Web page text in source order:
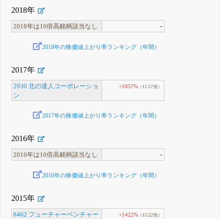
2018年
2018年は10倍高銘柄該当なし -
2018年の株価値上がり率ランキング（年間）
2017年
2930 北の達人コーポレーショ
ン
+1057% （11.57倍）
2017年の株価値上がり率ランキング（年間）
2016年
2016年は10倍高銘柄該当なし -
2016年の株価値上がり率ランキング（年間）
2015年
8462 フューチャーベンチャー
+1422% （15.22倍）